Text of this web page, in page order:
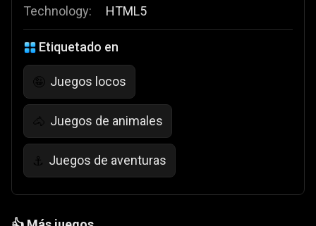
Technology:
HTML5
Etiquetado en
🤪 Juegos locos
🐴 Juegos de animales
⚓ Juegos de aventuras